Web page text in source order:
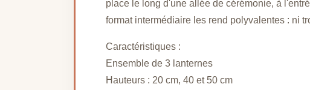
place le long d'une allée de cérémonie, à
format intermédiaire les rend polyvalentes : ni
Caractéristiques :
Ensemble de 3 lanternes
Hauteurs : 20 cm, 40 et 50 cm